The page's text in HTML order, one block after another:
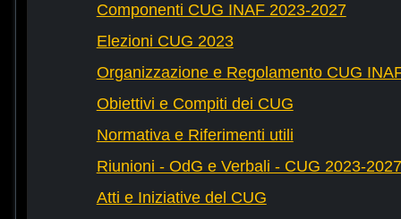
Componenti CUG INAF 2023-2027
Elezioni CUG 2023
Organizzazione e Regolamento CUG
Obiettivi e Compiti dei CUG
Normativa e Riferimenti utili
Riunioni - OdG e Verbali - CUG 2023-2027
Atti e Iniziative del CUG